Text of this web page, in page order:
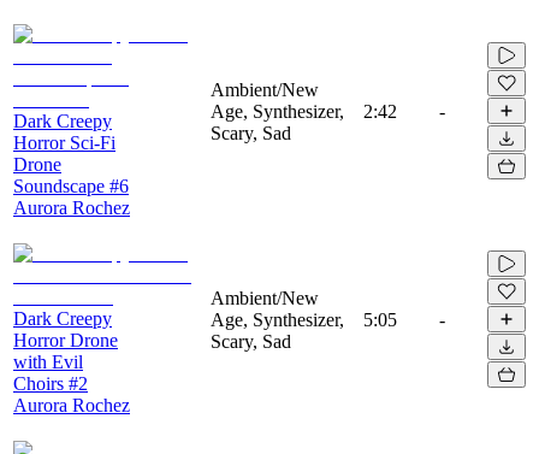
Dark Creepy
Horror Sci-Fi
Drone
Soundscape #6
Aurora Rochez
Ambient/New
Age, Synthesizer,
Scary, Sad
2:42 -
Dark Creepy
Horror Drone
with Evil
Choirs #2
Aurora Rochez
Ambient/New
Age, Synthesizer,
Scary, Sad
5:05 -